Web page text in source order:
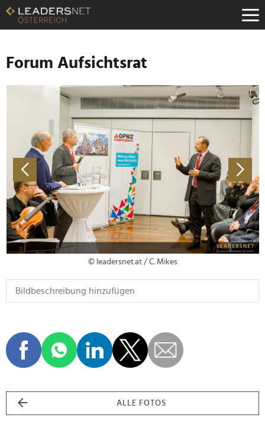
Zum
Inhalt
Zur
Navigation
Zur
Hauptnavigation
Forum Aufsichtsrat
© leadersnet.at / C. Mikes
ALLE FOTOS